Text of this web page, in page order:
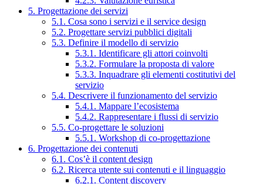
5. Progettazione dei servizi
5.1. Cosa sono i servizi e il service design
5.2. Progettare servizi pubblici digitali
5.3. Definire il modello di servizio
5.3.1. Identificare gli attori coinvolti
5.3.2. Formulare la proposta di valore
5.3.3. Inquadrare gli elementi costitutivi del
servizio
5.4. Descrivere il funzionamento del servizio
5.4.1. Mappare l’ecosistema
5.4.2. Rappresentare i flussi di servizio
5.5. Co-progettare le soluzioni
5.5.1. Workshop di co-progettazione
6. Progettazione dei contenuti
6.1. Cos’è il content design
6.2. Ricerca utente sui contenuti e il linguaggio
6.2.1. Content discovery